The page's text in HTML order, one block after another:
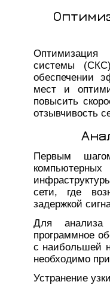
Оптимизация
системы
обеспечении
мест и
повысить
отзывчивость
Первым
сети, где
задержкой
Для анализа
программное
с наибольшей
необходимо
Устранение